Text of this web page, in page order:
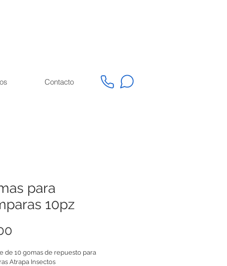
Contacto
para
10pz
de 10 gomas de repuesto para
Atrapa Insectos